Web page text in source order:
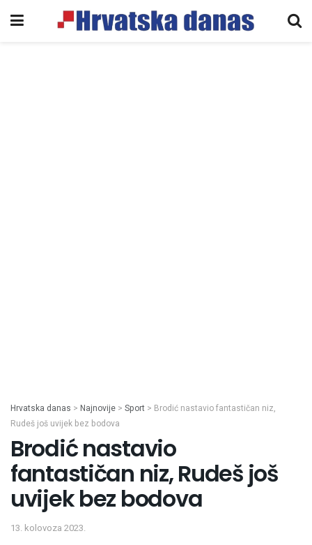
Hrvatska danas > Najnovije > Sport > Brodić nastavio fantastičan niz,
Rudeš još uvijek bez bodova
Brodić nastavio
fantastičan niz, Rudeš još
uvijek bez bodova
13. kolovoza 2023.